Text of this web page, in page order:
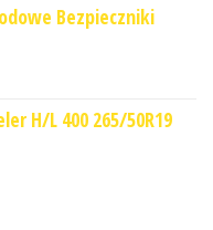
Bezpieczniki
H/L 400 265/50R19